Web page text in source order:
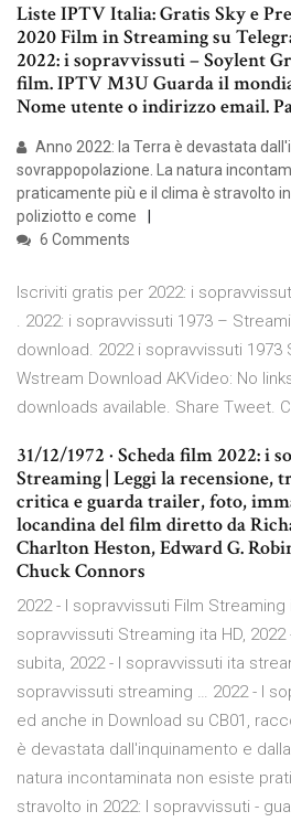
Liste IPTV Italia: Gratis Sky e
2020 Film in Streaming su
2022: i sopravvissuti – Soylent
film. IPTV M3U Guarda il
Nome utente o indirizzo email.
Anno 2022: la Terra è devastata
sovrappopolazione. La natura
praticamente più e il clima è stravolto
poliziotto e come
6 Comments
Iscriviti gratis per 2022: i
. 2022: i sopravvissuti 1973 –
download. 2022 i sopravvissuti 1973
Wstream Download AKVideo: No
downloads available. Share Tweet.
31/12/1972 · Scheda film 2022: i
Streaming | Leggi la recensione,
critica e guarda trailer, foto,
locandina del film diretto da
Charlton Heston, Edward G.
Chuck Connors
2022 - I sopravvissuti Film Streaming
sopravvissuti Streaming ita HD,
subita, 2022 - I sopravvissuti ita
sopravvissuti streaming … 2022 - I
ed anche in Download su CB01,
è devastata dall'inquinamento e
natura incontaminata non esiste
stravolto in 2022: I sopravvissuti -